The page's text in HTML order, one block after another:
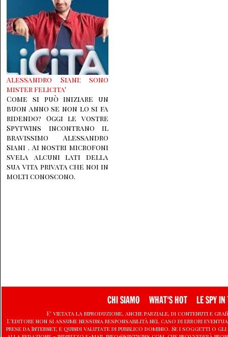
Alessandro Siani: sono
mister felicita'
Come si può iniziare un
buon anno se non lo si fa
ridendo? Oggi le vostre
Spytwins incontrano il
bravissimo Alessandro
Siani . Ai nostri microfoni
svela alcuni lati della
sua vita privata che noi in
molti conoscono.
CHI SIAMO WHAT'S HOT LE SPY IN
E' vietata la riproduzione, anche parziale, di contenuti e
L'editore non si assume nessuna responsabilità nel caso di errori
prese da Internet, e quindi valutate di pubblico dominio. Se i soggetti